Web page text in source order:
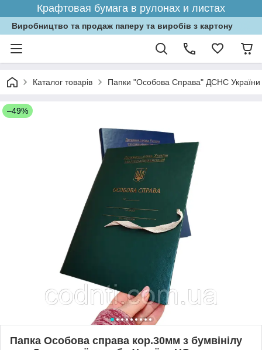
Крафтовая бумага в рулонах и листах
Виробництво та продаж паперу та виробів з картону
Каталог товарів Папки "Особова Справа" ДСНС України
–49%
Папка Особова справа кор.30мм з бумвінілу